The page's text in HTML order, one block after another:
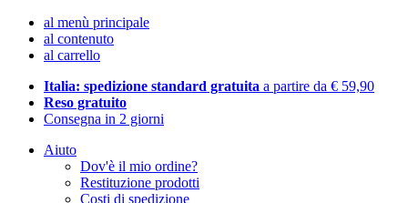
al menù principale
al contenuto
al carrello
Italia: spedizione standard gratuita a partire da € 59,90
Reso gratuito
Consegna in 2 giorni
Aiuto
Dov'è il mio ordine?
Restituzione prodotti
Costi di spedizione